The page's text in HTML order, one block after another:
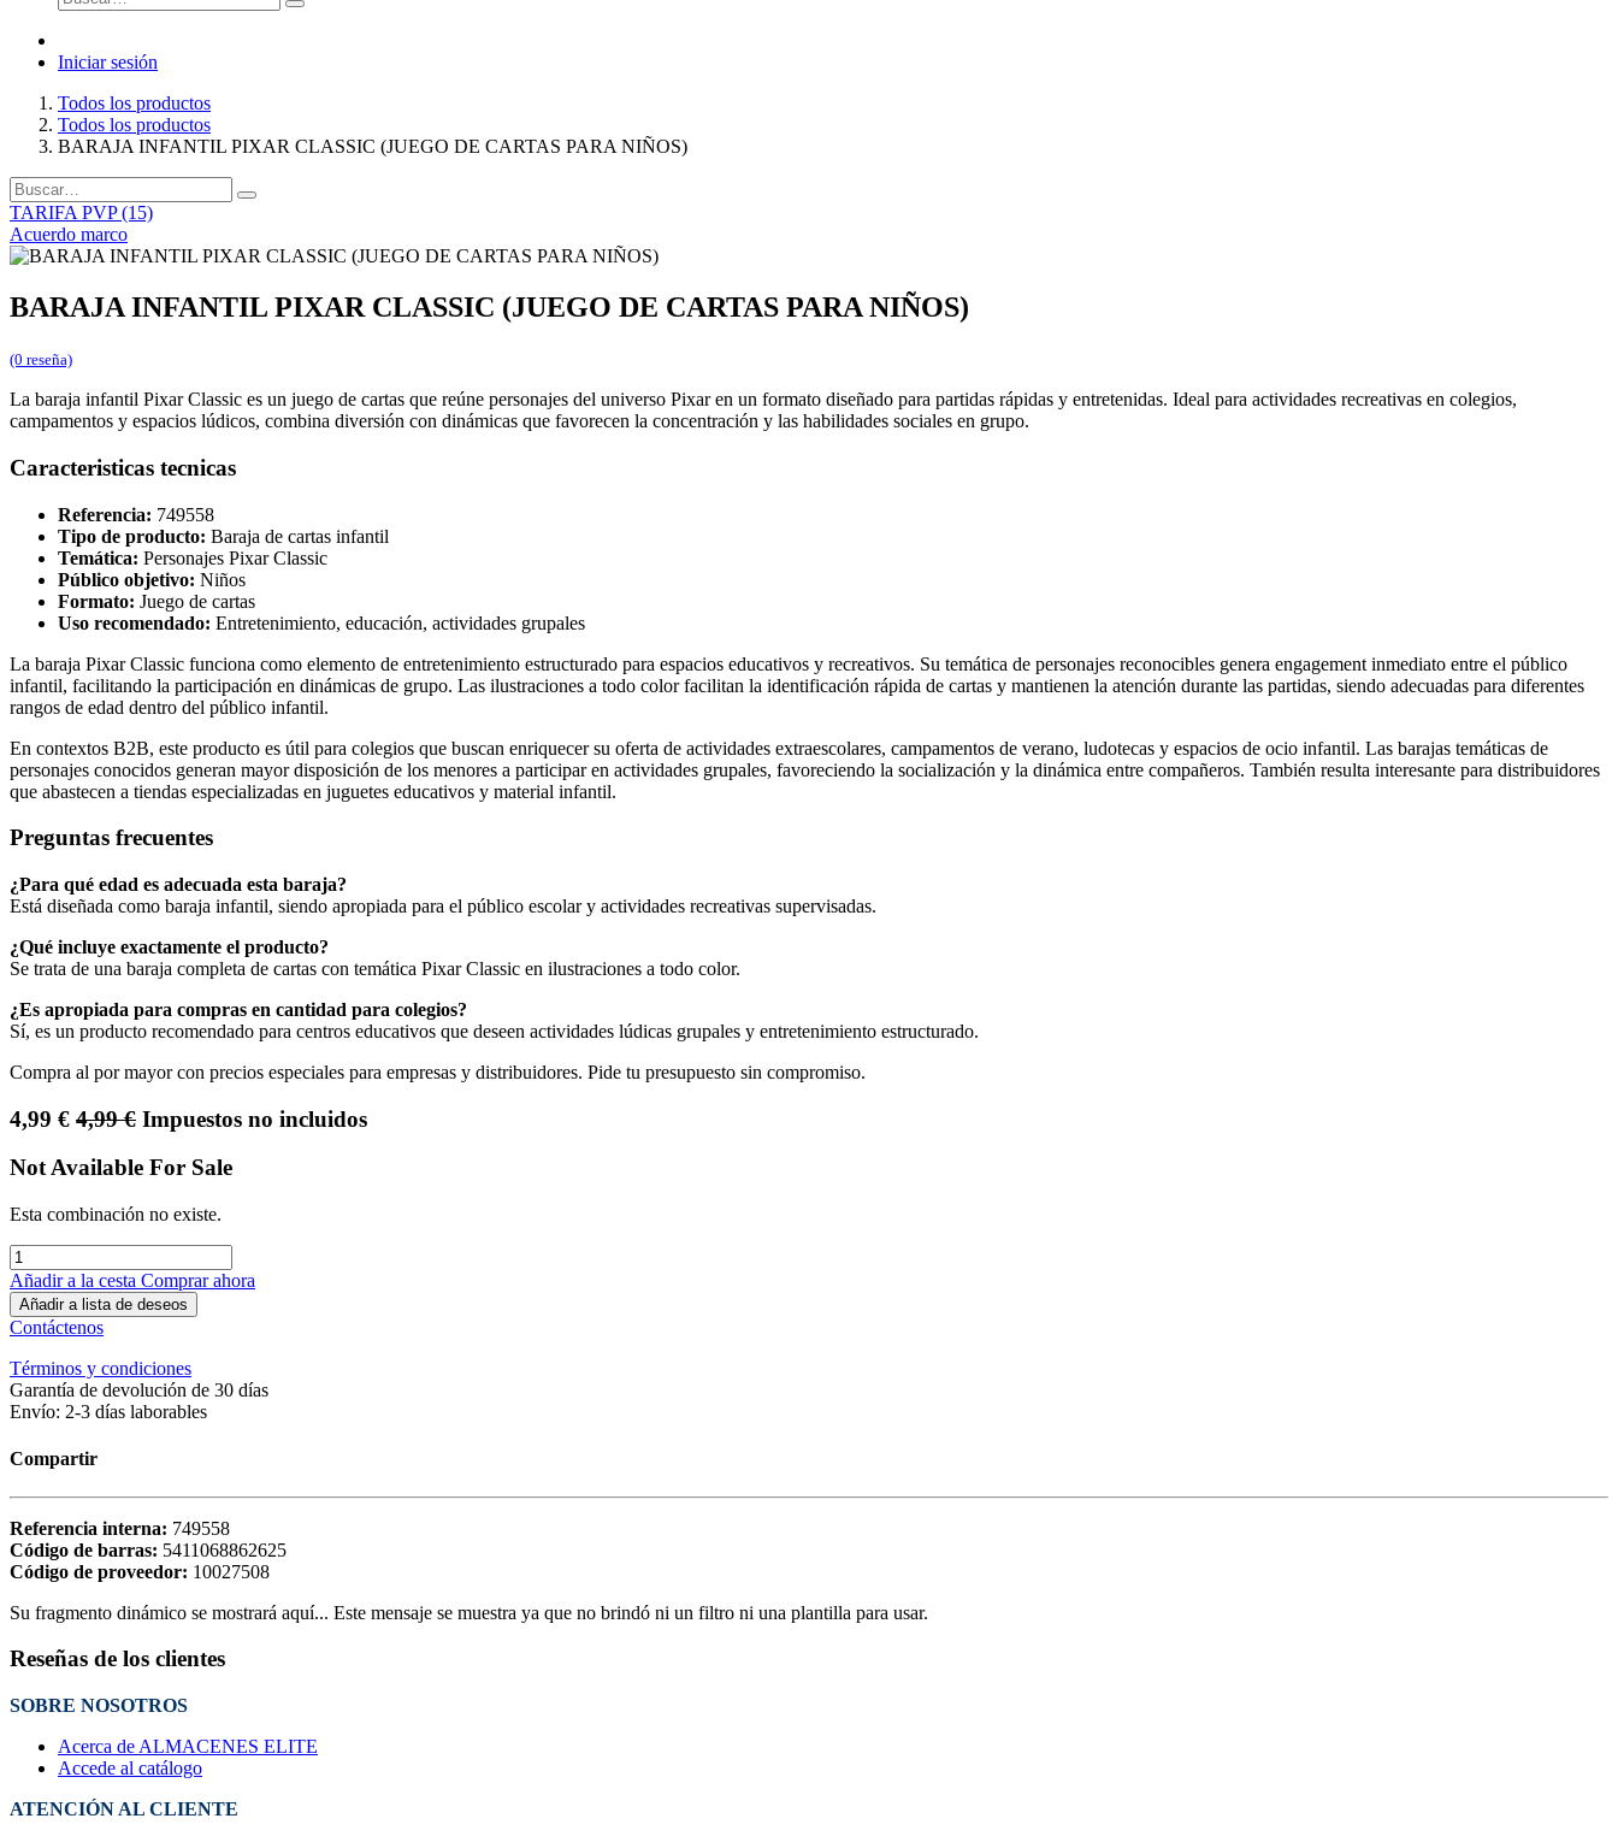
Iniciar sesión
Todos los productos
Todos los productos
BARAJA INFANTIL PIXAR CLASSIC (JUEGO DE CARTAS PARA NIÑOS)
TARIFA PVP (15)
Acuerdo marco
BARAJA INFANTIL PIXAR CLASSIC (JUEGO DE CARTAS PARA NIÑOS)
(0 reseña)
La baraja infantil Pixar Classic es un juego de cartas que reúne personajes del universo Pixar en un formato diseñado para partidas rápidas y entretenidas. Ideal para actividades recreativas en colegios,
campamentos y espacios lúdicos, combina diversión con dinámicas que favorecen la concentración y las habilidades sociales en grupo.
Caracteristicas tecnicas
Referencia: 749558
Tipo de producto: Baraja de cartas infantil
Temática: Personajes Pixar Classic
Público objetivo: Niños
Formato: Juego de cartas
Uso recomendado: Entretenimiento, educación, actividades grupales
La baraja Pixar Classic funciona como elemento de entretenimiento estructurado para espacios educativos y recreativos. Su temática de personajes reconocibles genera engagement inmediato entre el público
infantil, facilitando la participación en dinámicas de grupo. Las ilustraciones a todo color facilitan la identificación rápida de cartas y mantienen la atención durante las partidas, siendo adecuadas para diferentes
rangos de edad dentro del público infantil.
En contextos B2B, este producto es útil para colegios que buscan enriquecer su oferta de actividades extraescolares, campamentos de verano, ludotecas y espacios de ocio infantil. Las barajas temáticas de
personajes conocidos generan mayor disposición de los menores a participar en actividades grupales, favoreciendo la socialización y la dinámica entre compañeros. También resulta interesante para distribuidores
que abastecen a tiendas especializadas en juguetes educativos y material infantil.
Preguntas frecuentes
¿Para qué edad es adecuada esta baraja?
Está diseñada como baraja infantil, siendo apropiada para el público escolar y actividades recreativas supervisadas.
¿Qué incluye exactamente el producto?
Se trata de una baraja completa de cartas con temática Pixar Classic en ilustraciones a todo color.
¿Es apropiada para compras en cantidad para colegios?
Sí, es un producto recomendado para centros educativos que deseen actividades lúdicas grupales y entretenimiento estructurado.
Compra al por mayor con precios especiales para empresas y distribuidores. Pide tu presupuesto sin compromiso.
4,99 € 4,99€ Impuestos no incluidos
Not Available For Sale
Esta combinación no existe.
Añadir a la cesta Comprar ahora
Añadir a lista de deseos
Contáctenos
Términos y condiciones
Garantía de devolución de 30 días
Envío: 2-3 días laborables
Compartir
Referencia interna: 749558
Código de barras: 5411068862625
Código de proveedor: 10027508
Su fragmento dinámico se mostrará aquí... Este mensaje se muestra ya que no brindó ni un filtro ni una plantilla para usar.
Reseñas de los clientes
SOBRE NOSOTROS
Acerca de ALMACENES ELITE
Accede al catálogo
ATENCIÓN AL CLIENTE